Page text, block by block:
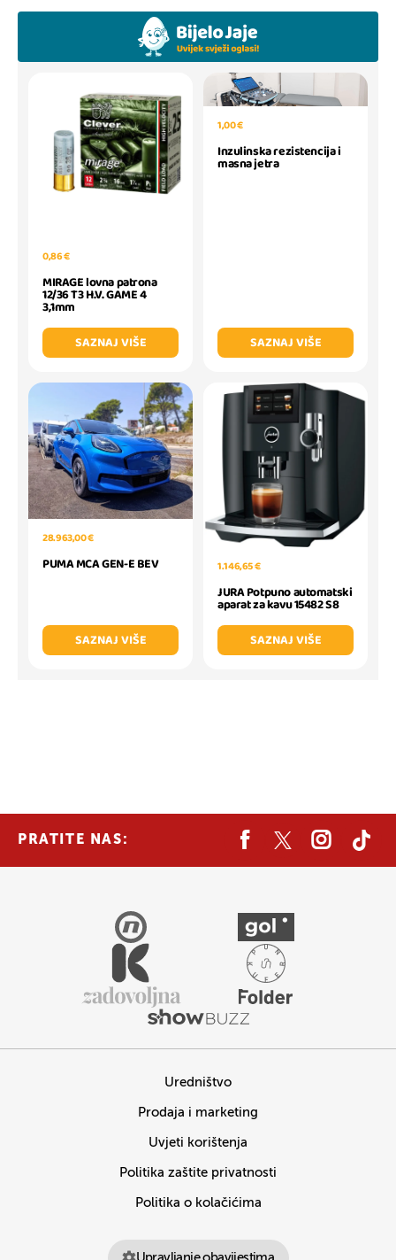
0,86 €
MIRAGE lovna patrona
12/36 T3 H.V. GAME 4
3,1mm
SAZNAJ VIŠE
1,00 €
Inzulinska rezistencija i
masna jetra
SAZNAJ VIŠE
28.963,00 €
PUMA MCA GEN-E BEV
SAZNAJ VIŠE
1.146,65 €
JURA Potpuno automatski
aparat za kavu 15482 S8
SAZNAJ VIŠE
PRATITE NAS:
Uredništvo
Prodaja i marketing
Uvjeti korištenja
Politika zaštite privatnosti
Politika o kolačićima